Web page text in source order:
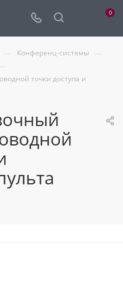
0
— Конференц-системы —
точки доступа и